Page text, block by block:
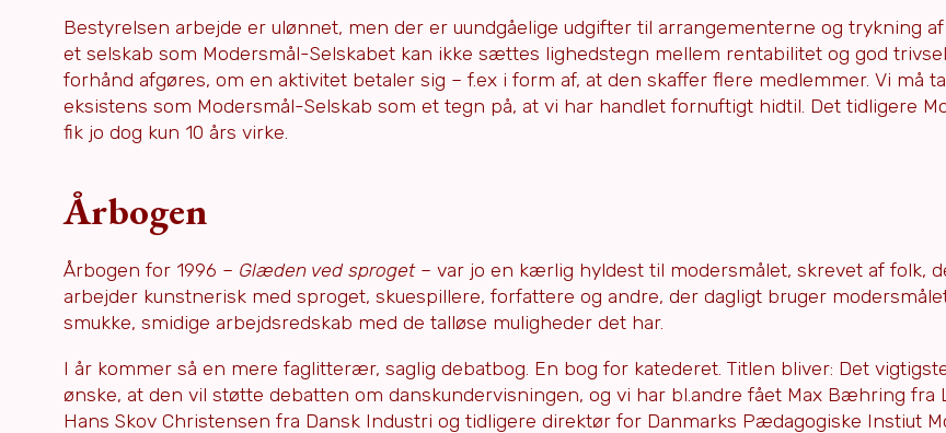
Bestyrelsen arbejde er ulønnet, men der er uundgåelige udgifter til arrangementerne og trykning af
et selskab som Modersmål-Selskabet kan ikke sættes lighedstegn mellem rentabilitet og god
forhånd afgøres, om en aktivitet betaler sig – f.ex i form af, at den skaffer flere medlemmer. Vi må
eksistens som Modersmål-Selskab som et tegn på, at vi har handlet fornuftigt hidtil. Det tidligere
fik jo dog kun 10 års virke.
Årbogen
Årbogen for 1996 – Glæden ved sproget– var jo en kærlig hyldest til modersmålet, skrevet af folk,
arbejder kunstnerisk med sproget, skuespillere, forfattere og andre, der dagligt bruger
smukke, smidige arbejdsredskab med de talløse muligheder det har.
I år kommer så en mere faglitterær, saglig debatbog. En bog for katederet. Titlen bliver: Det
ønske, at den vil støtte debatten om danskundervisningen, og vi har bl.andre fået Max Bæhring fra
Hans Skov Christensen fra Dansk Industri og tidligere direktør for Danmarks Pædagogiske Instiut